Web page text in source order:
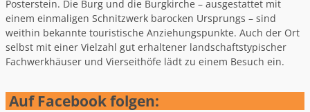
Posterstein. Die Burg und die Burgkirche – ausgestattet mit
einem einmaligen Schnitzwerk barocken Ursprungs – sind
weithin bekannte touristische Anziehungspunkte. Auch der Ort
selbst mit einer Vielzahl gut erhaltener landschaftstypischer
Fachwerkhäuser und Vierseithöfe lädt zu einem Besuch ein.
Auf Facebook folgen: